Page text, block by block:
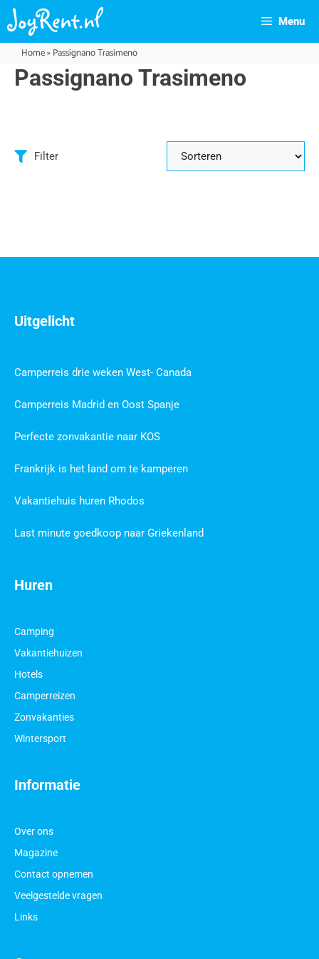
Menu
Home»Passignano Trasimeno
Passignano Trasimeno
Filter
Informatie
Over ons
Magazine
Contact opnemen
Veelgestelde vragen
Links
Huren
Camping
Vakantiehuizen
Hotels
Camperreizen
Zonvakanties
Wintersport
Uitgelicht
Camperreis drie weken West- Canada
Camperreis Madrid en Oost Spanje
Perfecte zonvakantie naar KOS
Frankrijk is het land om te kamperen
Vakantiehuis huren Rhodos
Last minute goedkoop naar Griekenland